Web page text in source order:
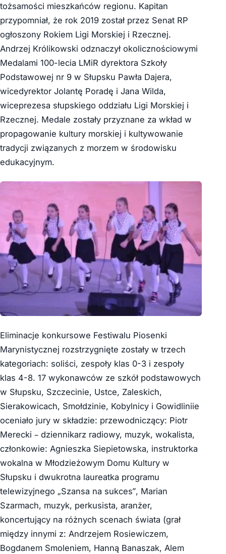
tożsamości mieszkańców regionu. Kapitan
przypomniał, że rok 2019 został przez Senat RP
ogłoszony Rokiem Ligi Morskiej i Rzecznej.
Andrzej Królikowski odznaczył okolicznościowymi
Medalami 100-lecia LMiR dyrektora Szkoły
Podstawowej nr 9 w Słupsku Pawła Dajera,
wicedyrektor Jolantę Poradę i Jana Wilda,
wiceprezesa słupskiego oddziału Ligi Morskiej i
Rzecznej. Medale zostały przyznane za wkład w
propagowanie kultury morskiej i kultywowanie
tradycji związanych z morzem w środowisku
edukacyjnym.
Eliminacje konkursowe Festiwalu Piosenki
Marynistycznej rozstrzygnięte zostały w trzech
kategoriach: soliści, zespoły klas 0-3 i zespoły
klas 4-8. 17 wykonawców ze szkół podstawowych
w Słupsku, Szczecinie, Ustce, Zaleskich,
Sierakowicach, Smołdzinie, Kobylnicy i Gowidliniie
oceniało jury w składzie: przewodniczący: Piotr
Merecki – dziennikarz radiowy, muzyk, wokalista,
członkowie: Agnieszka Siepietowska, instruktorka
wokalna w Młodzieżowym Domu Kultury w
Słupsku i dwukrotna laureatka programu
telewizyjnego „Szansa na sukces”, Marian
Szarmach, muzyk, perkusista, aranżer,
koncertujący na różnych scenach świata (grał
między innymi z: Andrzejem Rosiewiczem,
Bogdanem Smoleniem, Hanną Banaszak, Alem